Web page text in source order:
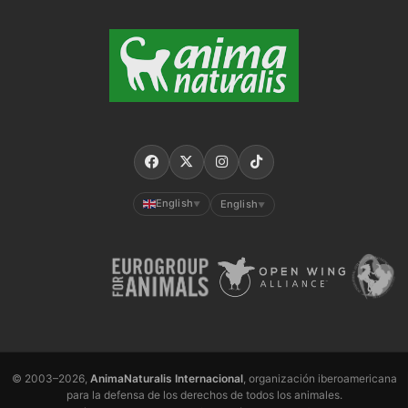
English ▼ English ▼
© 2003–2026, AnimaNaturalis Internacional, organización iberoamericana
para la defensa de los derechos de todos los animales.